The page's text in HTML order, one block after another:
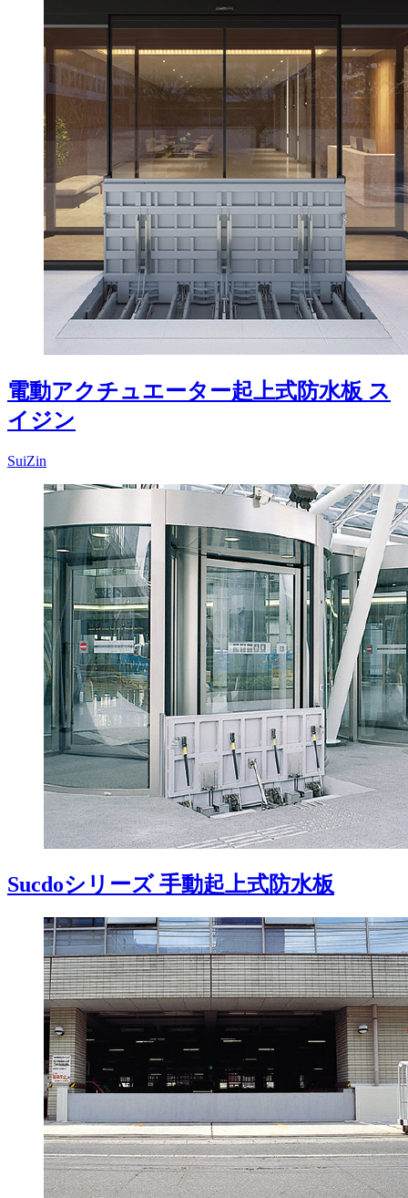
電動アクチュエーター起上式防水板 ス
イジン
SuiZin
Sucdoシリーズ 手動起上式防水板